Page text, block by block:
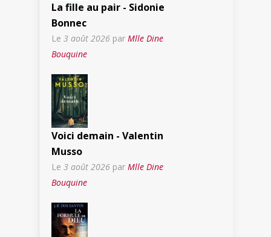
La fille au pair - Sidonie
Bonnec
Le 3 août 2026 par Mlle Dine
Bouquine
Voici demain - Valentin
Musso
Le 3 août 2026 par Mlle Dine
Bouquine